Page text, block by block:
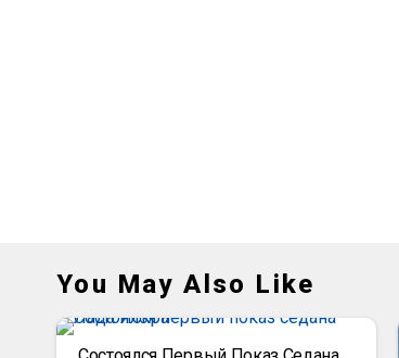
You May Also Like